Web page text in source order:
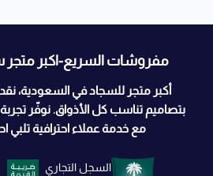
مفروشات السريع-اكبر متجر
أكبر متجر للسجاد في السعودية،
بتصاميم تناسب كل الأذواق. نوفّر
مع خدمة عملاء احترافية تلبي
السجل التجاري